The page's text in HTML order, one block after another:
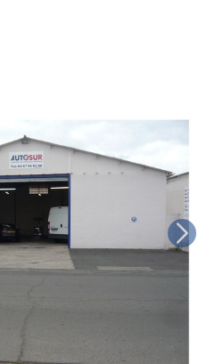
des véhicules spécifiques
L (moto, scooter,
voiturette, voiture sans
volontaire total ou partiel
soin de votre auto et
centre Autosur avant de